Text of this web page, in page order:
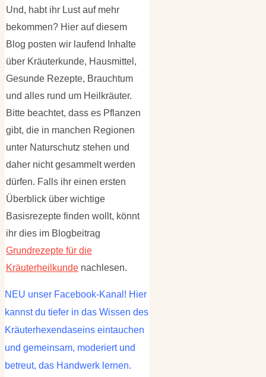
Und, habt ihr Lust auf mehr
bekommen? Hier auf diesem
Blog posten wir laufend Inhalte
über Kräuterkunde, Hausmittel,
Gesunde Rezepte, Brauchtum
und alles rund um Heilkräuter.
Bitte beachtet, dass es Pflanzen
gibt, die in manchen Regionen
unter Naturschutz stehen und
daher nicht gesammelt werden
dürfen. Falls ihr einen ersten
Überblick über wichtige
Basisrezepte finden wollt, könnt
ihr dies im Blogbeitrag
Grundrezepte für die
Kräuterheilkundenachlesen.
NEU unser Facebook-Kanal! Hier
kannst du tiefer in das Wissen des
Kräuterhexendaseins eintauchen
und gemeinsam, moderiert und
betreut, das Handwerk lernen.